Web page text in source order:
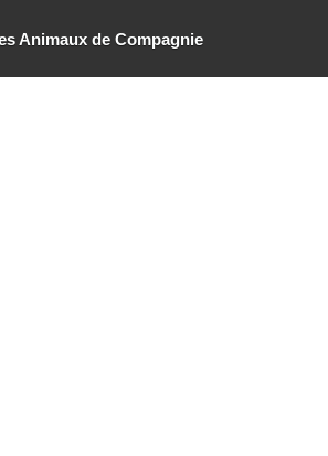
Animaux de Compagnie